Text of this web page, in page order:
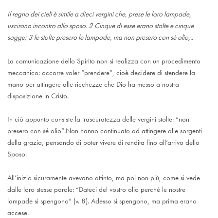
Il regno dei cieli è simile a dieci vergini che, prese le loro lampade,
uscirono incontro allo sposo. 2 Cinque di esse erano stolte e cinque
sagge; 3 le stolte presero le lampade, ma non presero con sé olio;..
La comunicazione dello Spirito non si realizza con un procedimento
meccanico: occorre voler “prendere”, cioè decidere di stendere la
mano per attingere alle ricchezze che Dio ha messo a nostra
disposizione in Cristo.
In ciò appunto consiste la trascuratezza delle vergini stolte: “non
presero con sé olio”.Non hanno continuato ad attingere alle sorgenti
della grazia, pensando di poter vivere di rendita fino all’arrivo dello
Sposo.
All’inizio sicuramente avevano attinto, ma poi non più, come si vede
dalle loro stesse parole: “Dateci del vostro olio perché le nostre
lampade si spengono” (v. 8). Adesso si spengono, ma prima erano
accese.